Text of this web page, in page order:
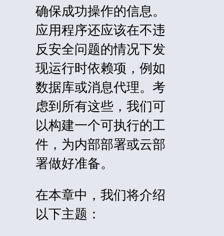
确保成功操作的信息。
应用程序还应该在不违
反安全问题的情况下发
现运行时依赖项，例如
数据库或消息代理。考
虑到所有这些，我们可
以构建一个可执行的工
件，为内部部署或云部
署做好准备。
在本章中，我们将介绍
以下主题：